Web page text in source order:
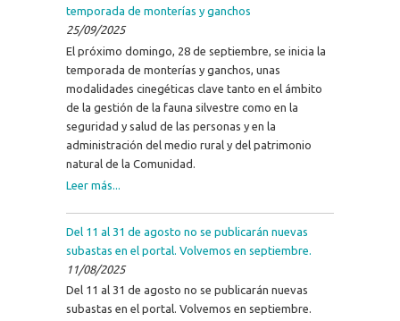
temporada de monterías y ganchos
25/09/2025
El próximo domingo, 28 de septiembre, se inicia la
temporada de monterías y ganchos, unas
modalidades cinegéticas clave tanto en el ámbito
de la gestión de la fauna silvestre como en la
seguridad y salud de las personas y en la
administración del medio rural y del patrimonio
natural de la Comunidad.
Leer más...
Del 11 al 31 de agosto no se publicarán nuevas
subastas en el portal. Volvemos en septiembre.
11/08/2025
Del 11 al 31 de agosto no se publicarán nuevas
subastas en el portal. Volvemos en septiembre.